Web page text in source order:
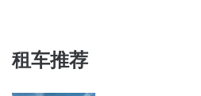
租车推荐